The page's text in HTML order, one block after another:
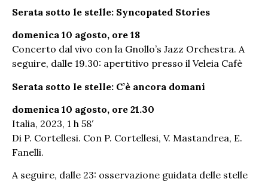
Serata sotto le stelle: Syncopated Stories
domenica 10 agosto, ore 18
Concerto dal vivo con la Gnollo’s Jazz Orchestra. A
seguire, dalle 19.30: apertitivo presso il Veleia Cafè
Serata sotto le stelle: C’è ancora domani
domenica 10 agosto, ore 21.30
Italia, 2023, 1 h 58′
Di P. Cortellesi. Con P. Cortellesi, V. Mastandrea, E.
Fanelli.
A seguire, dalle 23: osservazione guidata delle stelle